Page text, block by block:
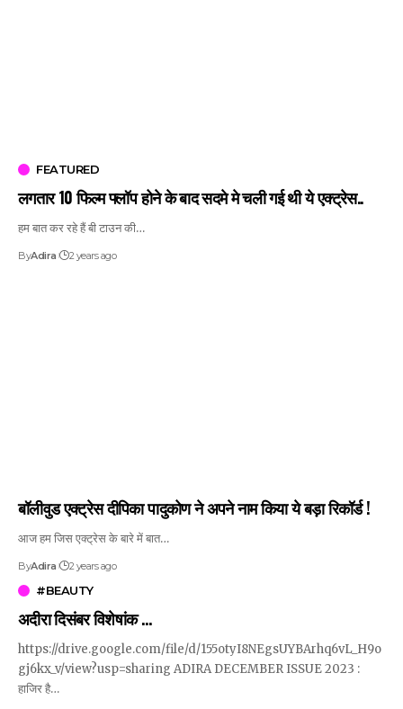
FEATURED
लगतार 10 फिल्म फ्लॉप होने के बाद सदमे मे चली गई थी ये एक्ट्रेस..
हम बात कर रहे हैं बी टाउन की…
ByAdira 2 years ago
बॉलीवुड एक्ट्रेस दीपिका पादुकोण ने अपने नाम किया ये बड़ा रिकॉर्ड !
आज हम जिस एक्ट्रेस के बारे में बात…
ByAdira 2 years ago
#BEAUTY
अदीरा दिसंबर विशेषांक …
https://drive.google.com/file/d/155otyI8NEgsUYBArhq6vL_H9o
gj6kx_v/view?usp=sharing ADIRA DECEMBER ISSUE 2023 :
हाजिर है…